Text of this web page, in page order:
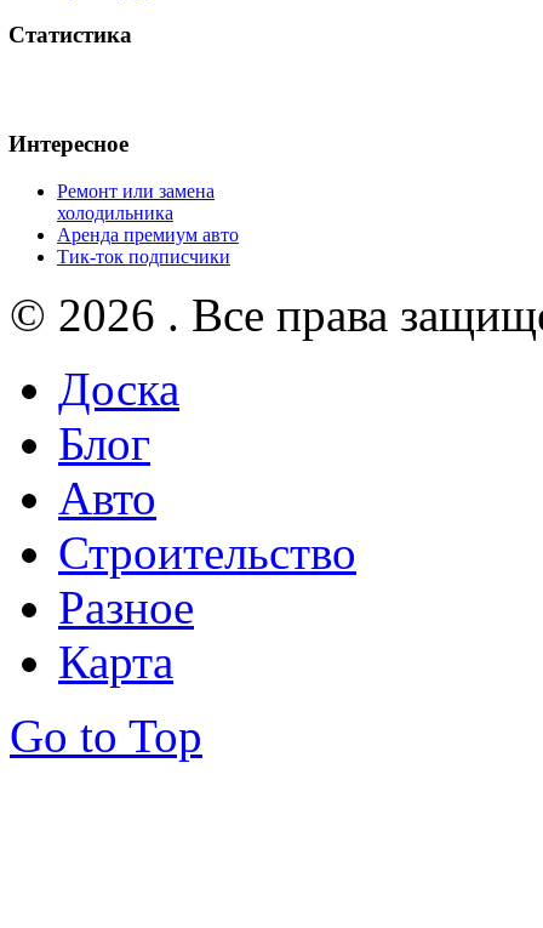
Статистика
Интересное
Ремонт или замена
холодильника
Аренда премиум авто
Тик-ток подписчики
© 2026 . Все права
Доска
Блог
Авто
Строительство
Разное
Карта
Go to Top